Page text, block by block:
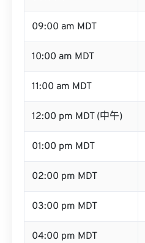
09:00 am MDT
10:00 am MDT
11:00 am MDT
12:00 pm MDT (中午)
01:00 pm MDT
02:00 pm MDT
03:00 pm MDT
04:00 pm MDT